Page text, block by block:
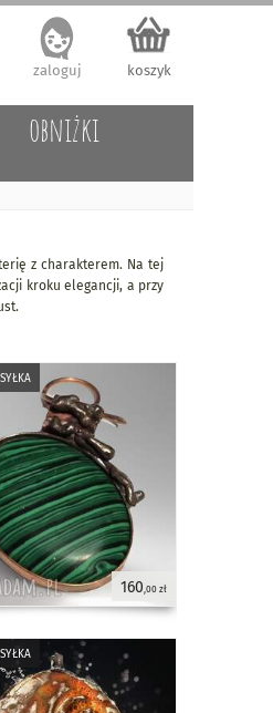
koszyk
zaloguj
obniżki
z charakterem. Na tej
kroku elegancji, a przy
160,00 zł